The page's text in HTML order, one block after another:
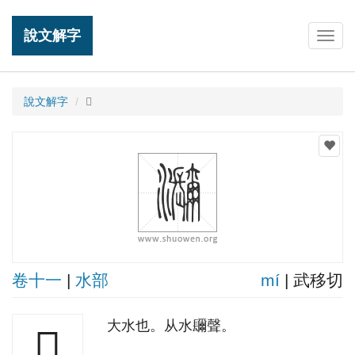
說文解字
說文解字 𤅤
卷十一 | 水部 mí | 武移切
大水也。从水镾聲。